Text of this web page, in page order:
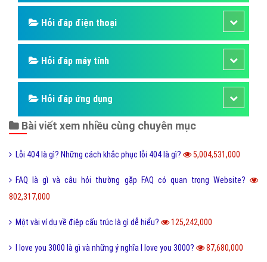
Hỏi đáp điện thoại
Hỏi đáp máy tính
Hỏi đáp ứng dụng
Bài viết xem nhiều cùng chuyên mục
Lỗi 404 là gì? Những cách khắc phục lỗi 404 là gì? 5,004,531,000
FAQ là gì và câu hỏi thường gặp FAQ có quan trọng Website?
802,317,000
Một vài ví dụ về điệp cấu trúc là gì dễ hiểu? 125,242,000
I love you 3000 là gì và những ý nghĩa I love you 3000? 87,680,000